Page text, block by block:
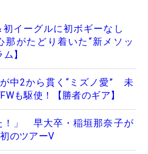
初イーグルに初ボギーなし
那がたどり着いた“新メソッ
】
中2から貫く“ミズノ愛” 未
も駆使！【勝者のギア】
！」 早大卒・稲垣那奈子が
のツアーV